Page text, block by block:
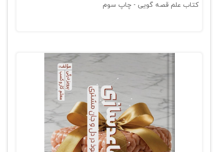
کتاب علم قصه گویی - چاپ سوم